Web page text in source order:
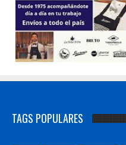
TAGS POPULARES